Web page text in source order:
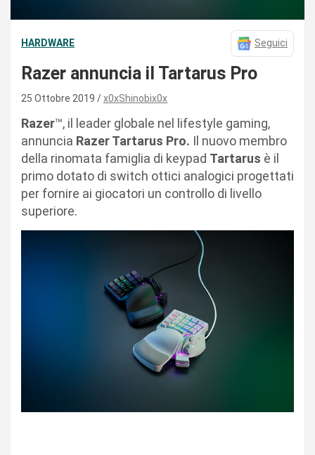
HARDWARE Seguici
Razer annuncia il Tartarus Pro
25 Ottobre 2019 x0xShinobix0x
Razer™, il leader globale nel lifestyle gaming,
annuncia Razer Tartarus Pro. Il nuovo membro
della rinomata famiglia di keypad Tartarus è il
primo dotato di switch ottici analogici progettati
per fornire ai giocatori un controllo di livello
superiore.